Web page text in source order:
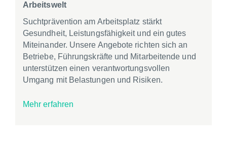
Arbeitswelt
Suchtprävention am Arbeitsplatz stärkt
Gesundheit, Leistungsfähigkeit und ein gutes
Miteinander. Unsere Angebote richten sich an
Betriebe, Führungskräfte und Mitarbeitende und
unterstützen einen verantwortungsvollen
Umgang mit Belastungen und Risiken.
Mehr erfahren